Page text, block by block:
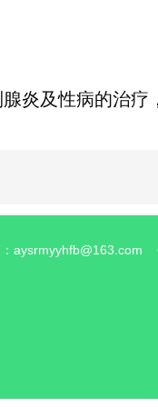
炎及性病的治疗
aysrmyyhfb@163.com